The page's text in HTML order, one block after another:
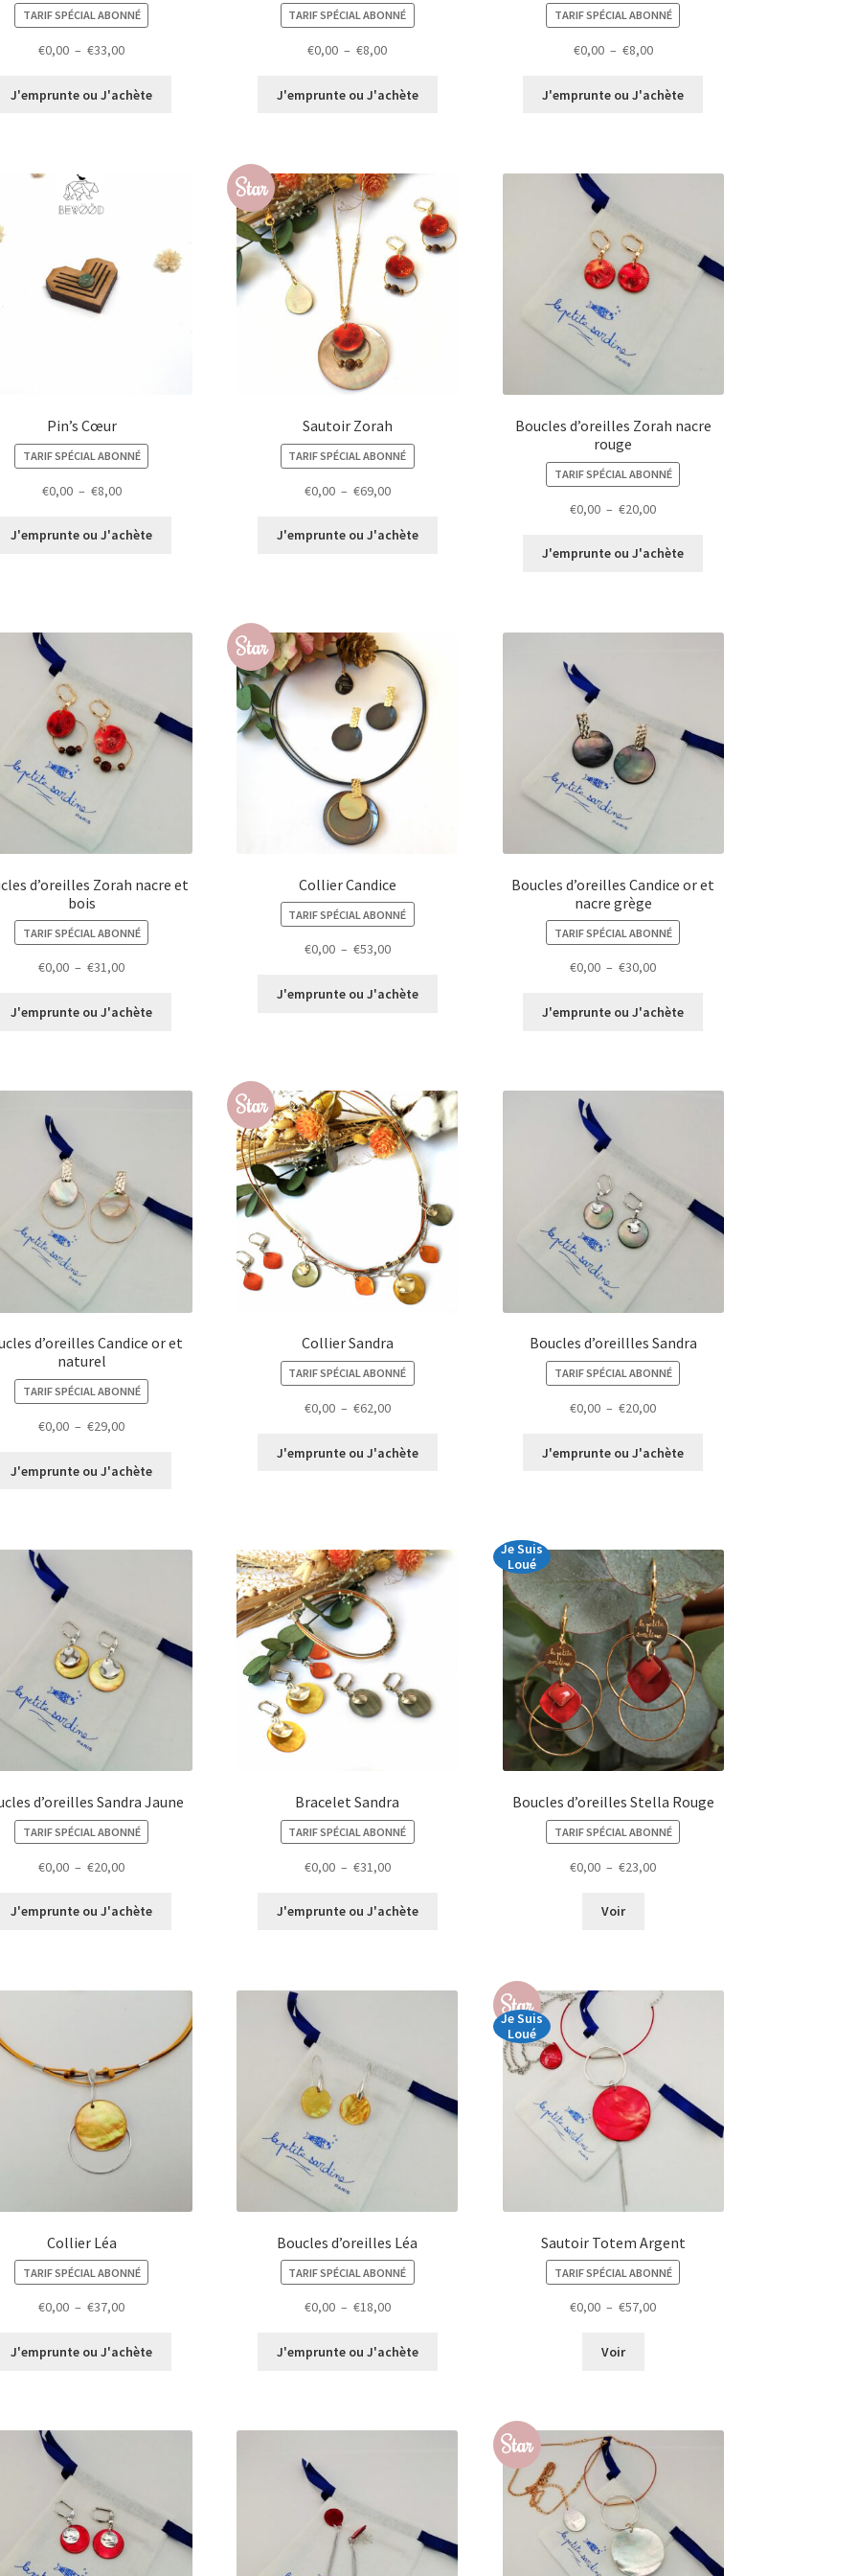
TARIF SPÉCIAL ABONNÉ
€0,00 – €33,00Plage
prix :
J'emprunte ou J'achète
TARIF SPÉCIAL ABONNÉ
€0,00 – €8,00Plage
prix :
J'emprunte ou J'achète
TARIF SPÉCIAL ABONNÉ
€0,00 – €8,00Plage
prix :
J'emprunte ou J'achète
Pin’s Cœur
TARIF SPÉCIAL ABONNÉ
€0,00 – €8,00Plage
prix :
J'emprunte ou J'achète
Star
Sautoir Zorah
TARIF SPÉCIAL ABONNÉ
€0,00 – €69,00Plage
prix :
J'emprunte ou J'achète
Boucles d’oreilles Zorah nacre
rouge
TARIF SPÉCIAL ABONNÉ
€0,00 – €20,00Plage
prix :
J'emprunte ou J'achète
d’oreilles Zorah nacre et
bois
TARIF SPÉCIAL ABONNÉ
€0,00 – €31,00Plage
prix :
J'emprunte ou J'achète
Star
Collier Candice
TARIF SPÉCIAL ABONNÉ
€0,00 – €53,00Plage
prix :
J'emprunte ou J'achète
Boucles d’oreilles Candice or et
nacre grège
TARIF SPÉCIAL ABONNÉ
€0,00 – €30,00Plage
prix :
J'emprunte ou J'achète
d’oreilles Candice or et
naturel
TARIF SPÉCIAL ABONNÉ
€0,00 – €29,00Plage
prix :
J'emprunte ou J'achète
Star
Collier Sandra
TARIF SPÉCIAL ABONNÉ
€0,00 – €62,00Plage
prix :
J'emprunte ou J'achète
Boucles d’oreillles Sandra
TARIF SPÉCIAL ABONNÉ
€0,00 – €20,00Plage
prix :
J'emprunte ou J'achète
d’oreilles Sandra Jaune
TARIF SPÉCIAL ABONNÉ
€0,00 – €20,00Plage
prix :
J'emprunte ou J'achète
Bracelet Sandra
TARIF SPÉCIAL ABONNÉ
€0,00 – €31,00Plage
prix :
J'emprunte ou J'achète
Je Suis
Loué
Boucles d’oreilles Stella Rouge
TARIF SPÉCIAL ABONNÉ
€0,00 – €23,00Plage
Voir
Collier Léa
TARIF SPÉCIAL ABONNÉ
€0,00 – €37,00Plage
prix :
J'emprunte ou J'achète
Boucles d’oreilles Léa
TARIF SPÉCIAL ABONNÉ
€0,00 – €18,00Plage
prix :
J'emprunte ou J'achète
Star
Je Suis
Loué
Sautoir Totem Argent
TARIF SPÉCIAL ABONNÉ
€0,00 – €57,00Plage
Voir
Star